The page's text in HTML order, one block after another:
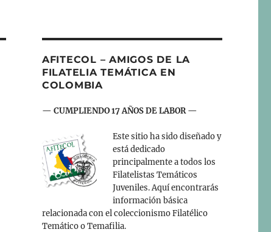
AFITECOL – AMIGOS DE LA
FILATELIA TEMÁTICA EN
COLOMBIA
— CUMPLIENDO 17 AÑOS DE LABOR —
Este sitio ha sido diseñado y
está dedicado
principalmente a todos los
Filatelistas Temáticos
Juveniles. Aquí encontrarás
información básica
relacionada con el coleccionismo Filatélico
Temático o Temafilia.